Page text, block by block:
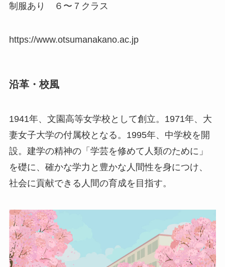
制服あり ６〜７クラス
https://www.otsumanakano.ac.jp
沿革・校風
1941年、文園高等女学校として創立。1971年、大
妻女子大学の付属校となる。1995年、中学校を開
設。建学の精神の「学芸を修めて人類のために」
を礎に、確かな学力と豊かな人間性を身につけ、
社会に貢献できる人間の育成を目指す。